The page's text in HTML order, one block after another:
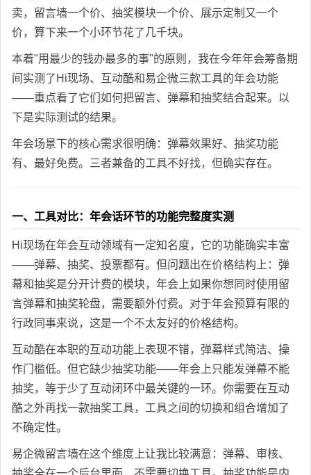
卖，留言墙一个价、抽奖模块一个价、展示定制又一个
价，算下来一个小环节花了几千块。
本着"用最少的钱办最多的事"的原则，我在今年年会筹备期
间实测了Hi现场、互动酷和易企微三款工具的年会功能
——重点看了它们如何把留言、弹幕和抽奖结合起来。以
下是实际测试的结果。
年会场景下的核心需求很明确：弹幕效果好、抽奖功能
有、最好免费。三者兼备的工具不好找，但确实存在。
一、工具对比：年会话环节的功能完整度实测
Hi现场在年会互动领域有一定知名度，它的功能确实丰富
——弹幕、抽奖、投票都有。但问题出在价格结构上：弹
幕和抽奖是分开计费的模块，年会上如果你想同时使用留
言弹幕和抽奖轮盘，需要额外付费。对于年会预算有限的
行政同事来说，这是一个不太友好的价格结构。
互动酷在本职的互动功能上表现不错，弹幕样式简洁、操
作门槛低。但它缺少抽奖功能——年会上只能发弹幕不能
抽奖，等于少了互动闭环中最关键的一环。你需要在互动
酷之外再找一款抽奖工具，工具之间的切换和组合增加了
不确定性。
易企微留言墙在这个维度上让我比较满意：弹幕、审核、